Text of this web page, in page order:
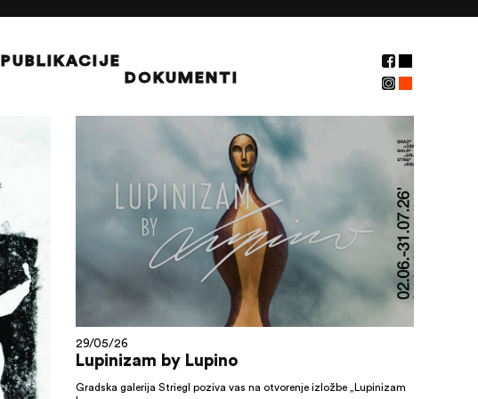
PUBLIKACIJE
DOKUMENTI
29/05/26
Lupinizam by Lupino
Gradska galerija Striegl poziva vas na otvorenje izložbe „Lupinizam